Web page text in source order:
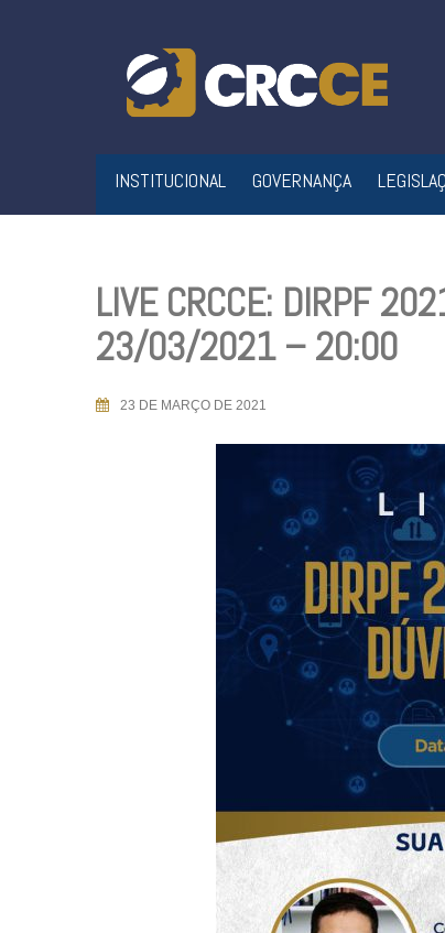
INSTITUCIONAL GOVERNANÇA
LIVE CRCCE: DIRPF
23/03/2021 – 20:00
23 DE MARÇO DE 2021